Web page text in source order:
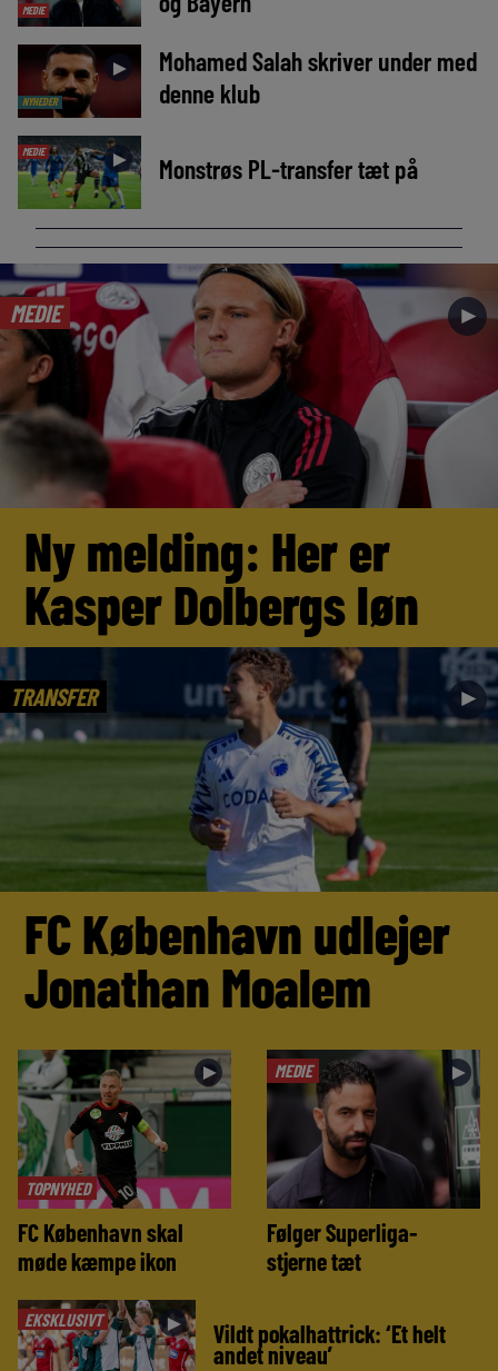
MEDIE
NYHEDER
►
Mohamed Salah skriver under med
denne klub
MEDIE ► Monstrøs PL-transfer tæt på
MEDIE ►
Ny melding: Her er
Kasper Dolbergs løn
TRANSFER ►
FC København udlejer
Jonathan Moalem
TOPNYHED
►
FC København skal
møde kæmpe ikon
MEDIE ►
Følger Superliga-
stjerne tæt
EKSKLUSIVT ► Vildt pokalhattrick: ‘Et helt
andet niveau’